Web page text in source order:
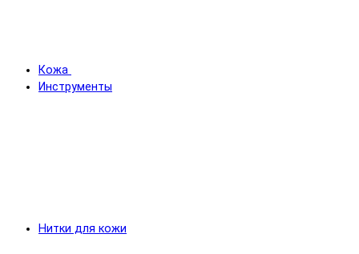
Кожа
Инструменты
Нитки для кожи